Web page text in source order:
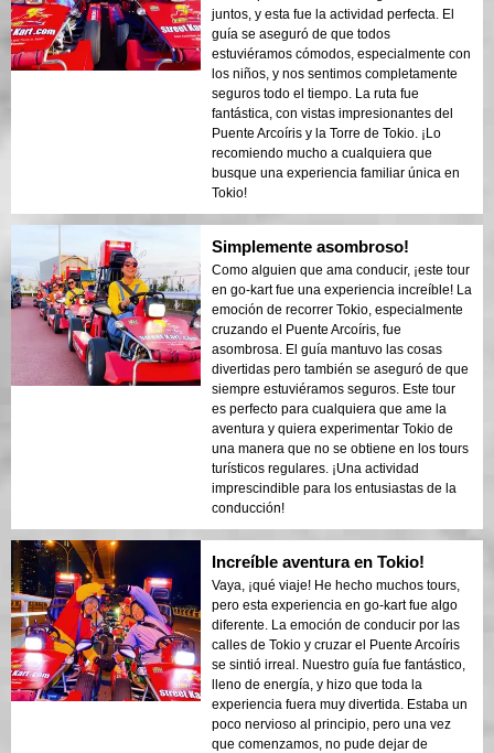
juntos, y esta fue la actividad perfecta. El
guía se aseguró de que todos
estuviéramos cómodos, especialmente con
los niños, y nos sentimos completamente
seguros todo el tiempo. La ruta fue
fantástica, con vistas impresionantes del
Puente Arcoíris y la Torre de Tokio. ¡Lo
recomiendo mucho a cualquiera que
busque una experiencia familiar única en
Tokio!
Simplemente asombroso!
Como alguien que ama conducir, ¡este tour
en go-kart fue una experiencia increíble! La
emoción de recorrer Tokio, especialmente
cruzando el Puente Arcoíris, fue
asombrosa. El guía mantuvo las cosas
divertidas pero también se aseguró de que
siempre estuviéramos seguros. Este tour
es perfecto para cualquiera que ame la
aventura y quiera experimentar Tokio de
una manera que no se obtiene en los tours
turísticos regulares. ¡Una actividad
imprescindible para los entusiastas de la
conducción!
Increíble aventura en Tokio!
Vaya, ¡qué viaje! He hecho muchos tours,
pero esta experiencia en go-kart fue algo
diferente. La emoción de conducir por las
calles de Tokio y cruzar el Puente Arcoíris
se sintió irreal. Nuestro guía fue fantástico,
lleno de energía, y hizo que toda la
experiencia fuera muy divertida. Estaba un
poco nervioso al principio, pero una vez
que comenzamos, no pude dejar de